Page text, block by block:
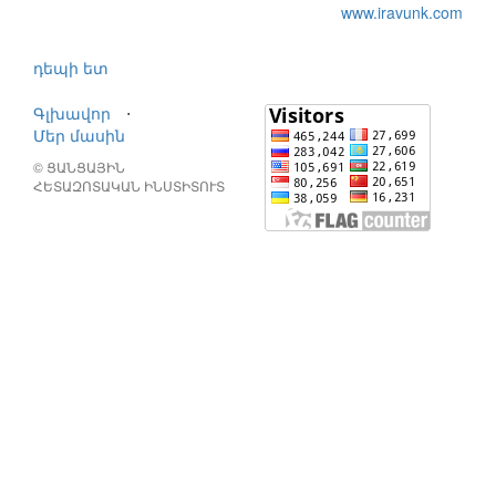
www.iravunk.com
դեպի ետ
Գլխավոր
⋅
Մեր մասին
© ՑԱՆՑԱՅԻՆ
ՀԵՏԱԶՈՏԱԿԱՆ ԻՆՍՏԻՏՈՒՏ